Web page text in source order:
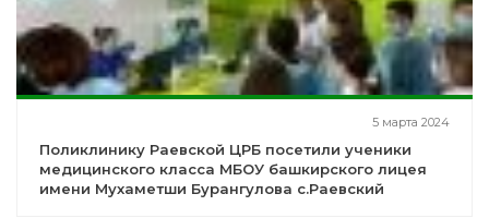
5 марта 2024
Поликлинику Раевской ЦРБ посетили ученики
медицинского класса МБОУ башкирского лицея
имени Мухаметши Бурангулова с.Раевский